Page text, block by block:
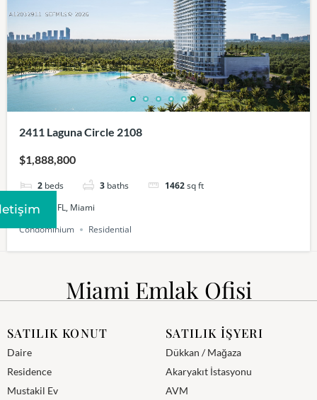
2411 Laguna Circle 2108
$1,888,800
2 beds 3 baths 1462sq ft
Sole Mia, FL, Miami
Condominium
Residential
Miami Emlak Ofisi
SATILIK KONUT
Daire
Residence
Mustakil Ev
SATILIK İŞYERI
Dükkan / Mağaza
Akaryakıt İstasyonu
AVM